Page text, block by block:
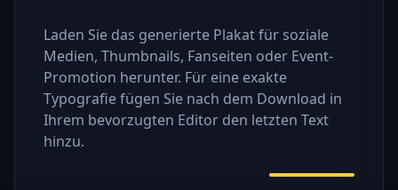
Laden Sie das generierte Plakat für soziale
Medien, Thumbnails, Fanseiten oder Event-
Promotion herunter. Für eine exakte
Typografie fügen Sie nach dem Download in
Ihrem bevorzugten Editor den letzten Text
hinzu.